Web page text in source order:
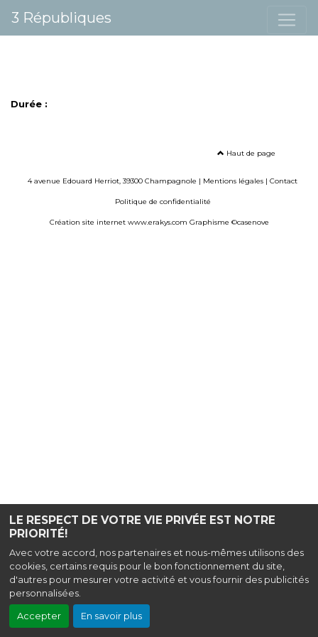
LE RESPECT DE VOTRE VIE PRIVÉE EST NOTRE
PRIORITÉ!
Avec votre accord, nos partenaires et nous-mêmes utilisons des
cookies, certains requis pour le bon fonctionnement du site,
d'autres pour mesurer votre activité et vous fournir des publicités
personnalisées.
Accepter En savoir plus
3 Républiques
Durée :
Haut de page
4 avenue Edouard Herriot, 39300 Champagnole | Mentions légales | Contact
Politique de confidentialité
Création site internet www.erakys.com Graphisme ©casenove